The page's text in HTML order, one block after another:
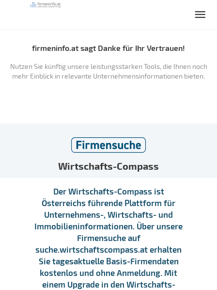
firmeninfo.at sagt Danke für Ihr Vertrauen!
Nutzen Sie künftig unsere leistungsstarken Tools, die Ihnen noch
mehr Einblick in relevante Unternehmensinformationen bieten.
Wirtschafts-Compass
Der Wirtschafts-Compass ist
Österreichs führende Plattform für
Unternehmens-, Wirtschafts- und
Immobilieninformationen. Über unsere
Firmensuche auf
suche.wirtschaftscompass.at erhalten
Sie tagesaktuelle Basis-Firmendaten
kostenlos und ohne Anmeldung. Mit
einem Upgrade in den Wirtschafts-